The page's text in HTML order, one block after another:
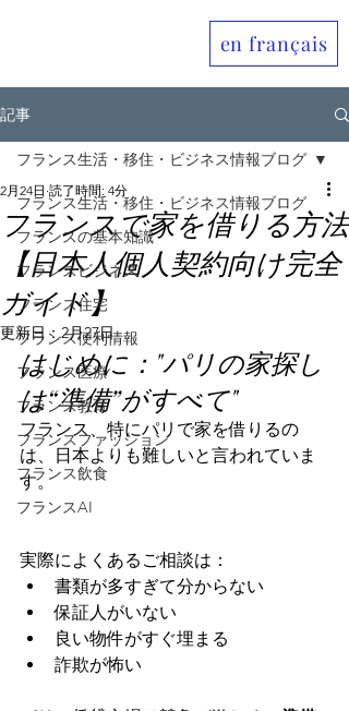
en français
記事
フランス生活・移住・ビジネス情報ブログ
フランスの基本知識
フランスビジネス
フランス住宅
フランス便利情報
フランス医療
フランス教育
フランスファッション
フランス飲食
フランスAI
フランス生活・移住・ビジネス情報ブログ
フランスで家を借りる方法
【日本人個人契約向け完全
ガイド】
2月24日 読了時間: 4分
更新日：2月27日
はじめに："パリの家探し
は“準備”がすべて"
フランス、特にパリで家を借りるの
は、日本よりも難しいと言われていま
す。
フランスで家を借りる方法｜日本人個
実際によくあるご相談は：
書類が多すぎて分からない
保証人がいない
良い物件がすぐ埋まる
詐欺が怖い